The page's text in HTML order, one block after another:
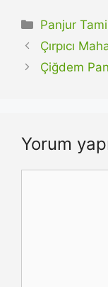
Kategoriler
Panjur
Çırpıcı
Çiğdem
Yorum